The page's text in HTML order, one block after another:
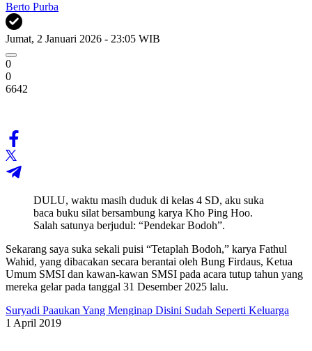
Berto Purba
Jumat, 2 Januari 2026 - 23:05 WIB
0
0
6642
DULU, waktu masih duduk di kelas 4 SD, aku suka
baca buku silat bersambung karya Kho Ping Hoo.
Salah satunya berjudul: “Pendekar Bodoh”.
Sekarang saya suka sekali puisi “Tetaplah Bodoh,” karya Fathul
Wahid, yang dibacakan secara berantai oleh Bung Firdaus, Ketua
Umum SMSI dan kawan-kawan SMSI pada acara tutup tahun yang
mereka gelar pada tanggal 31 Desember 2025 lalu.
Suryadi Paaukan Yang Menginap Disini Sudah Seperti Keluarga
1 April 2019